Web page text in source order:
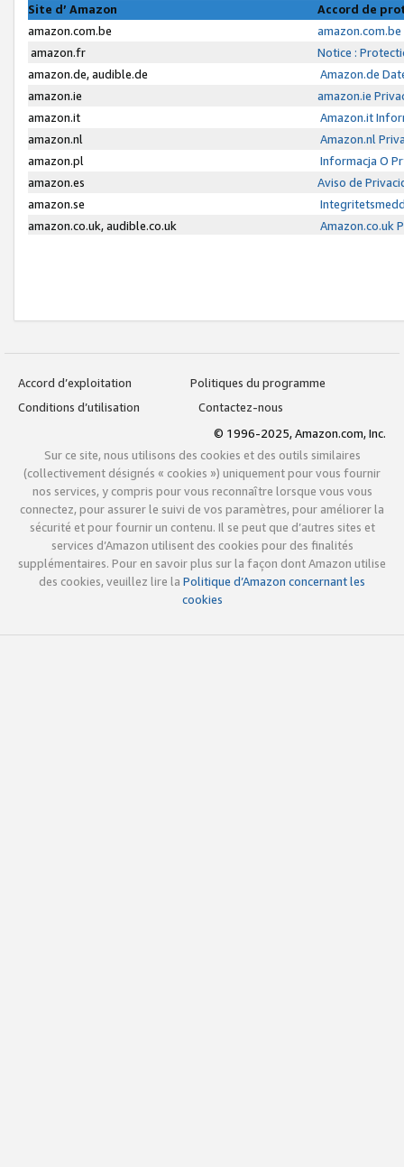
Site d’ Amazon
Accord de
amazon.com.be
amazon.fr
Notice :
amazon.de, audible.de
Amazon.de
amazon.ie
amazon.ie
amazon.it
Amazon.it
amazon.nl
Amazon.nl
amazon.pl
Informacja O
amazon.es
Aviso de
amazon.se
amazon.co.uk, audible.co.uk
Amazon.co.uk
Accord d’exploitation
Politiques du programme
Conditions d’utilisation
Contactez-nous
© 1996-2025, Amazon.com, Inc.
Sur ce site, nous utilisons des cookies et des outils similaires
(collectivement désignés « cookies ») uniquement pour vous fournir
nos services, y compris pour vous reconnaître lorsque vous vous
connectez, pour assurer le suivi de vos paramètres, pour améliorer la
sécurité et pour fournir un contenu. Il se peut que d’autres sites et
services d’Amazon utilisent des cookies pour des finalités
supplémentaires. Pour en savoir plus sur la façon dont Amazon utilise
des cookies, veuillez lire la Politique d’Amazon concernant les
cookies